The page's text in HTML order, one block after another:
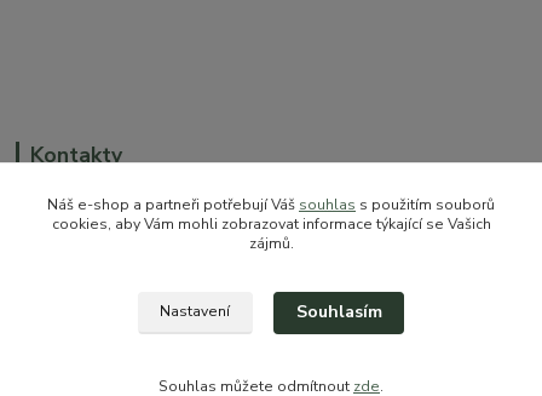
Kontakty
sales@prokytky.cz
Náš e-shop a partneři potřebují Váš souhlas s použitím souborů
cookies, aby Vám mohli zobrazovat informace týkající se Vašich
zájmů.
Nastavení Souhlasím
Souhlas můžete odmítnout zde.